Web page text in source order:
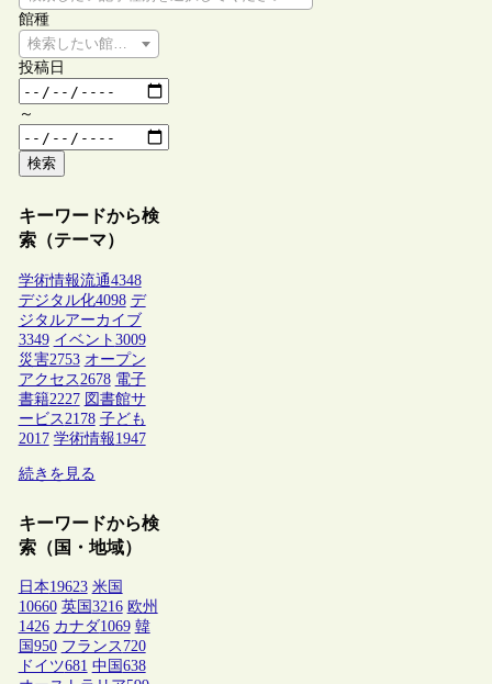
館種
検索したい館種を選択してください
投稿日
～
検索
キーワードから検
索（テーマ）
学術情報流通4348
デジタル化4098 デ
ジタルアーカイブ
3349 イベント 3009
災害2753 オープン
アクセス 2678 電子
書籍2227 図書館サ
ービス 2178 子ども
2017 学術情報1947
続きを見る
キーワードから検
索（国・地域）
日本19623 米国
10660 英国 3216 欧州
1426 カナダ1069 韓
国 950 フランス 720
ドイツ681 中国 638